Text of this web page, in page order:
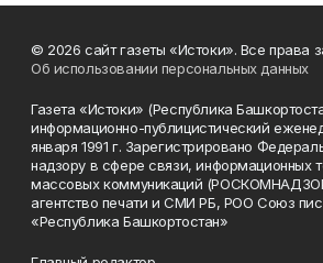
© 2026 сайт газеты «Истоки». Все права
Об использовании персональных данных
Газета «Истоки» (Республика
информационно-публицистический
января 1991 г. Зарегистрировано
надзору в сфере связи, информационных
массовых коммуникаций
агентство печати и СМИ РБ, РОО Союз
«Республика Башкортостан»